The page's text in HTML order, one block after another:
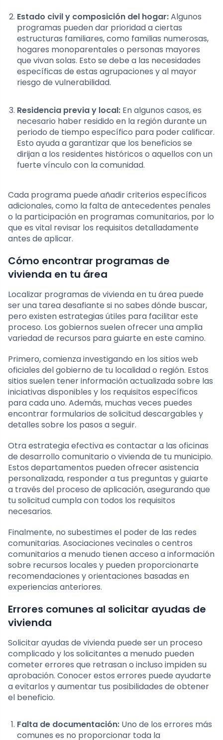
Estado civil y composición del hogar:Algunos
programas pueden dar prioridad a ciertas
estructuras familiares, como familias numerosas,
hogares monoparentales o personas mayores
que vivan solas. Esto se debe a las necesidades
específicas de estas agrupaciones y al mayor
riesgo de vulnerabilidad.
Residencia previa y local: En algunos casos, es
necesario haber residido en la región durante un
periodo de tiempo específico para poder calificar.
Esto ayuda a garantizar que los beneficios se
dirijan a los residentes históricos o aquellos con un
fuerte vínculo con la comunidad.
Cada programa puede añadir criterios específicos
adicionales, como la falta de antecedentes penales
o la participación en programas comunitarios, por lo
que es vital revisar los requisitos detalladamente
antes de aplicar.
Cómo encontrar programas de
vivienda en tu área
Localizar programas de vivienda en tu área puede
ser una tarea desafiante si no sabes dónde buscar,
pero existen estrategias útiles para facilitar este
proceso. Los gobiernos suelen ofrecer una amplia
variedad de recursos para guiarte en este camino.
Primero, comienza investigando en los sitios web
oficiales del gobierno de tu localidad o región. Estos
sitios suelen tener información actualizada sobre las
iniciativas disponibles y los requisitos específicos
para cada uno. Además, muchas veces puedes
encontrar formularios de solicitud descargables y
detalles sobre los pasos a seguir.
Otra estrategia efectiva es contactar a las oficinas
de desarrollo comunitario o vivienda de tu municipio.
Estos departamentos pueden ofrecer asistencia
personalizada, responder a tus preguntas y guiarte
a través del proceso de aplicación, asegurando que
tu solicitud cumpla con todos los requisitos
necesarios.
Finalmente, no subestimes el poder de las redes
comunitarias. Asociaciones vecinales o centros
comunitarios a menudo tienen acceso a información
sobre recursos locales y pueden proporcionarte
recomendaciones y orientaciones basadas en
experiencias anteriores.
Errores comunes al solicitar ayudas de
vivienda
Solicitar ayudas de vivienda puede ser un proceso
complicado y los solicitantes a menudo pueden
cometer errores que retrasan o incluso impiden su
aprobación. Conocer estos errores puede ayudarte
a evitarlos y aumentar tus posibilidades de obtener
el beneficio.
Falta de documentación: Uno de los errores más
comunes es no proporcionar toda la